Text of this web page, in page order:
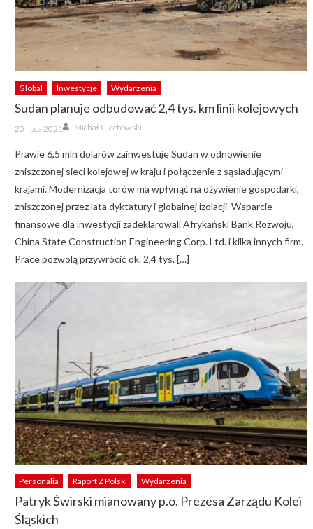
Global Inwestycje Wydarzenia
Sudan planuje odbudować 2,4 tys. km linii kolejowych
Posted
on
20 lipca 2021 Author
Michał Ciechowski
Prawie 6,5 mln dolarów zainwestuje Sudan w odnowienie
zniszczonej sieci kolejowej w kraju i połączenie z sąsiadującymi
krajami. Modernizacja torów ma wpłynąć na ożywienie gospodarki,
zniszczonej przez lata dyktatury i globalnej izolacji. Wsparcie
finansowe dla inwestycji zadeklarowali Afrykański Bank Rozwoju,
China State Construction Engineering Corp. Ltd. i kilka innych firm.
Prace pozwolą przywrócić ok. 2,4 tys. […]
Personalia Raport Z Polski Wydarzenia
Patryk Świrski mianowany p.o. Prezesa Zarządu Kolei
Śląskich